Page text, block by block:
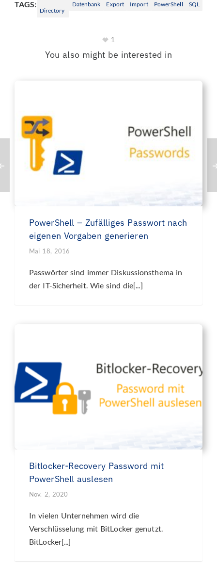
TAGS:
Directory
Datenbank Export Import PowerShell SQL
1
You also might be interested in
PowerShell – Zufälliges Passwort nach
eigenen Vorgaben generieren
Mai 18, 2016
Passwörter sind immer Diskussionsthema in
der IT-Sicherheit. Wie sind die[...]
Bitlocker-Recovery Password mit
PowerShell auslesen
Nov. 2, 2020
In vielen Unternehmen wird die
Verschlüsselung mit BitLocker genutzt.
BitLocker[...]